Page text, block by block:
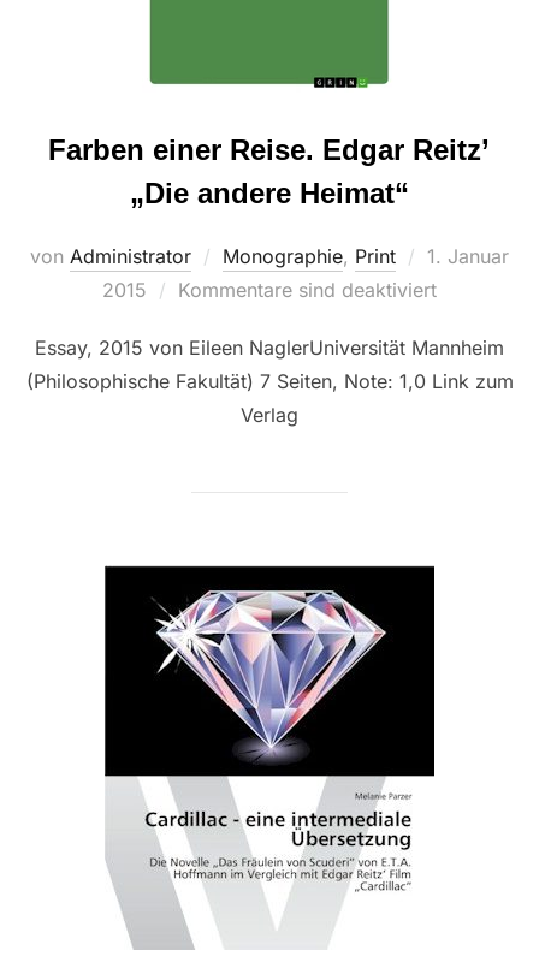
Farben einer Reise. Edgar Reitz’
„Die andere Heimat“
von Administrator Monographie, Print
am
1. Januar
2015
Kommentare sind deaktiviert
Essay, 2015 von Eileen NaglerUniversität Mannheim
(Philosophische Fakultät) 7 Seiten, Note: 1,0 Link zum
Verlag